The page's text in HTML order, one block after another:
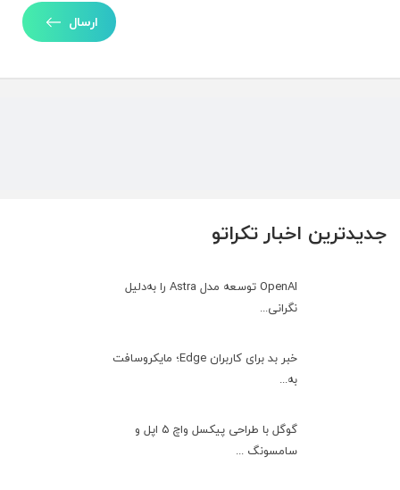
جدیدترین اخبار تکراتو
OpenAI توسعه مدل Astra را به‌دلیل
نگرانی...
خبر بد برای کاربران Edge؛ مایکروسافت
به‌...
گوگل با طراحی پیکسل واچ ۵ اپل و
سامسونگ ...
ارسال